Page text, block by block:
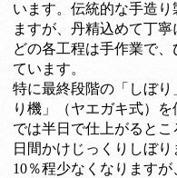
います。伝統的な手造
ますが、丹精込めて丁
どの各工程は手作業で
ています。
特に最終段階の「しぼ
り機」（ヤエガキ式）
では半日で仕上がると
日間かけじっくりしぼ
10％程少なくなります